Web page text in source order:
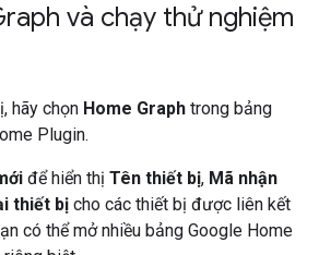
và chạy thử nghiệm
hãy chọn Home Graph trong bảng
Plugin.
để hiển thị Tên thiết bị, Mã nhận
thiết bị cho các thiết bị được liên kết
có thể mở nhiều bảng Google Home